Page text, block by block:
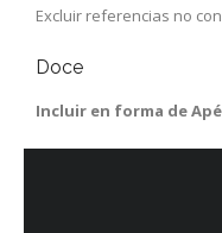
Excluir referencias no
Doce
Incluir en forma de